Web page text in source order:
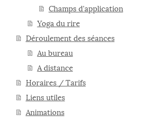
Champs d'application
Yoga du rire
Déroulement des séances
Au bureau
A distance
Horaires / Tarifs
Liens utiles
Animations